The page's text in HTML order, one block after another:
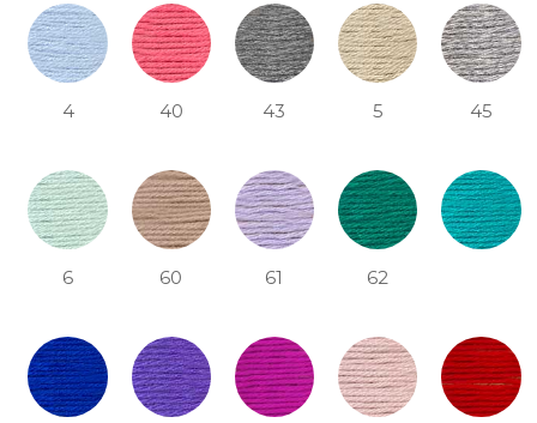
4 40 43 5 45
6 60 61 62